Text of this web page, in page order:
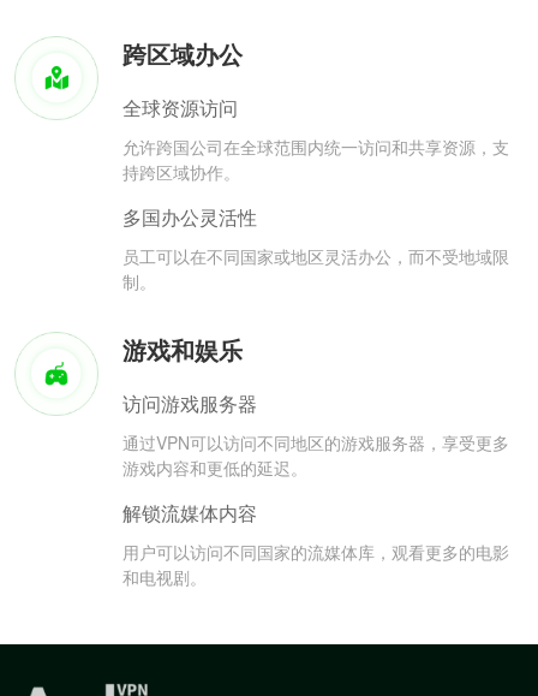
跨区域办公
全球资源访问
允许跨国公司在全球范围内统一访问和共享资源，支
持跨区域协作。
多国办公灵活性
员工可以在不同国家或地区灵活办公，而不受地域限
制。
游戏和娱乐
访问游戏服务器
通过VPN可以访问不同地区的游戏服务器，享受更多
游戏内容和更低的延迟。
解锁流媒体内容
用户可以访问不同国家的流媒体库，观看更多的电影
和电视剧。